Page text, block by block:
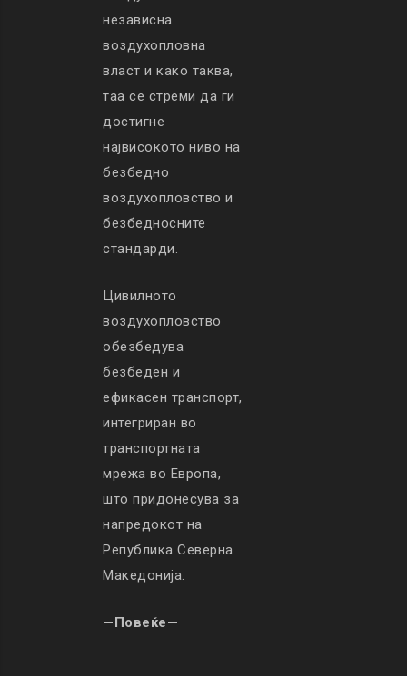
независна
воздухопловна
власт и како таква,
таа се стреми да ги
достигне
највисокото ниво на
безбедно
воздухопловство и
безбедносните
стандарди.
Цивилното
воздухопловство
обезбедува
безбеден и
ефикасен транспорт,
интегриран во
транспортната
мрежа во Европа,
што придонесува за
напредокот на
Република Северна
Македонија.
—Повеќе—